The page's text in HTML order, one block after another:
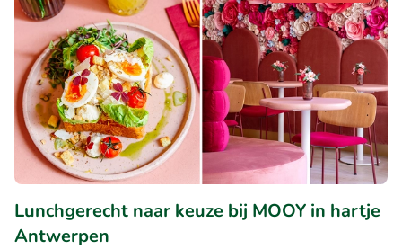
Lunchgerecht naar keuze bij MOOY in hartje
Antwerpen